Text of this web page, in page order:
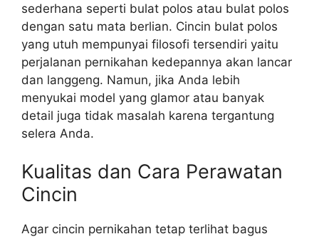
sederhana seperti bulat polos atau bulat polos
dengan satu mata berlian. Cincin bulat polos
yang utuh mempunyai filosofi tersendiri yaitu
perjalanan pernikahan kedepannya akan lancar
dan langgeng. Namun, jika Anda lebih
menyukai model yang glamor atau banyak
detail juga tidak masalah karena tergantung
selera Anda.
Kualitas dan Cara Perawatan
Cincin
Agar cincin pernikahan tetap terlihat bagus